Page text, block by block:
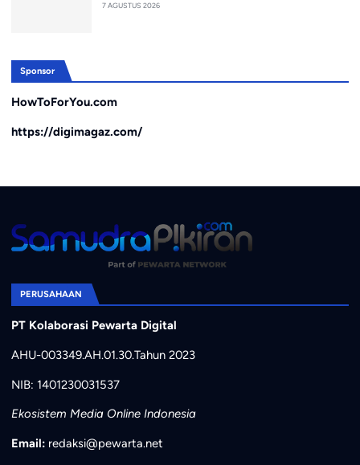
7 AGUSTUS 2026
Sponsor
HowToForYou.com
https://digimagaz.com/
PERUSAHAAN
PT Kolaborasi Pewarta Digital
AHU-003349.AH.01.30.Tahun 2023
NIB: 1401230031537
Ekosistem Media Online Indonesia
Email: redaksi@pewarta.net